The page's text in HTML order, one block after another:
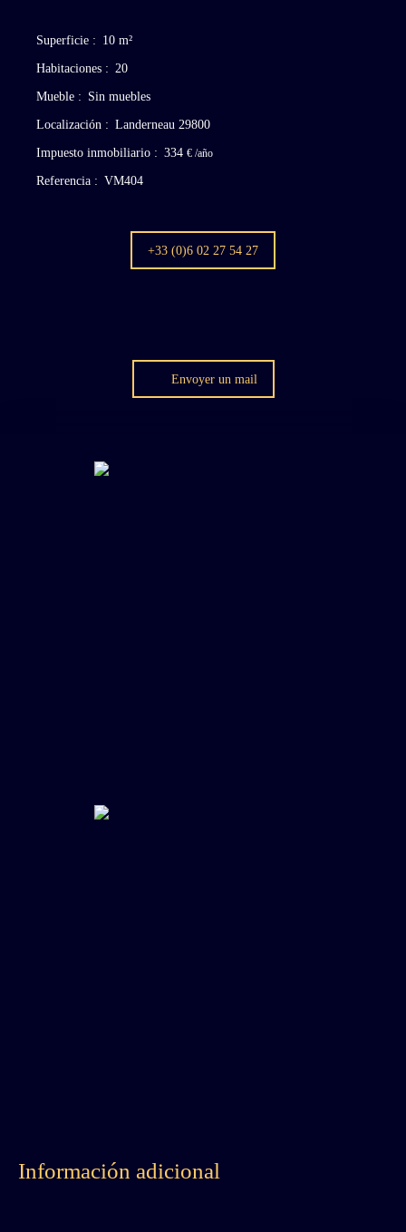
Superficie : 10 m²
Habitaciones : 20
Mueble : Sin muebles
Localización : Landerneau 29800
Impuesto inmobiliario : 334 € /año
Referencia : VM404
+33 (0)6 02 27 54 27
Envoyer un mail
Información adicional